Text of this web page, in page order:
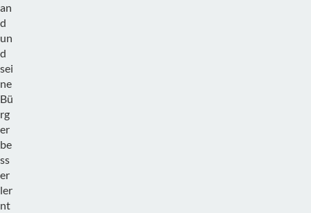
an
d
un
d
sei
ne
Bü
rg
er
be
ss
er
ler
nt